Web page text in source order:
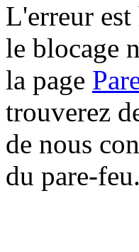
L'erreur
le blocage
la page
trouverez
de nous
du pare-feu.